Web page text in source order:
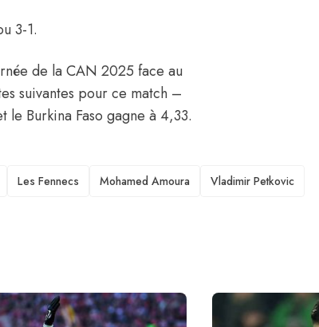
3-1.
de la CAN 2025 face au
suivantes pour ce match –
le Burkina Faso gagne à 4,33.
Les Fennecs Mohamed Amoura Vladimir Petkovic